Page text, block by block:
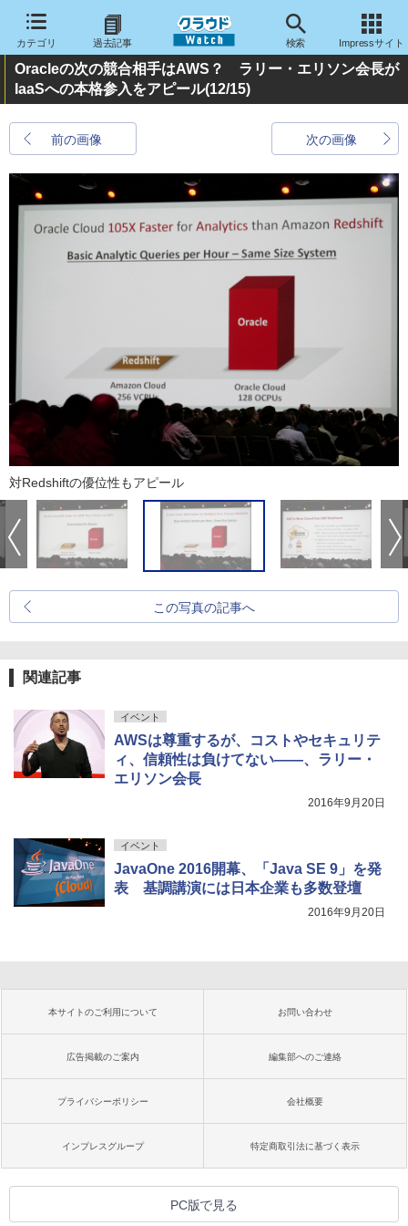
カテゴリ 過去記事 検索 Impressサイト
Oracleの次の競合相手はAWS？ ラリー・エリソン会長が
IaaSへの本格参入をアピール(12/15)
前の画像 次の画像
対Redshiftの優位性もアピール
この写真の記事へ
関連記事
イベント
AWSは尊重するが、コストやセキュリテ
ィ、信頼性は負けてない――、ラリー・
エリソン会長
2016年9月20日
イベント
JavaOne 2016開幕、「Java SE 9」を発
表 基調講演には日本企業も多数登壇
2016年9月20日
本サイトのご利用について お問い合わせ
広告掲載のご案内 編集部へのご連絡
プライバシーポリシー 会社概要
インプレスグループ 特定商取引法に基づく表示
PC版で見る